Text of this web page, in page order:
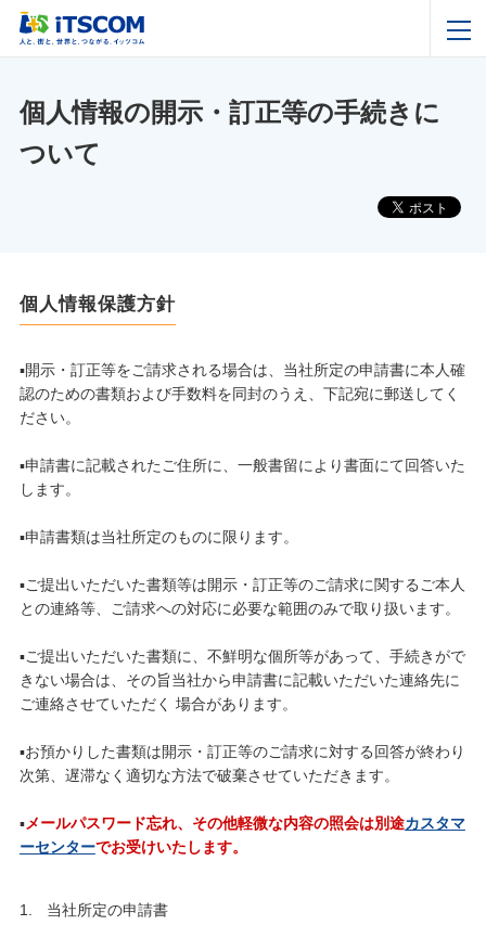
個人情報の開示・訂正等の手続きに
ついて
個人情報保護方針
▪️開示・訂正等をご請求される場合は、当社所定の申請書に本人確
認のための書類および手数料を同封のうえ、下記宛に郵送してく
ださい。
▪️申請書に記載されたご住所に、一般書留により書面にて回答いた
します。
▪️申請書類は当社所定のものに限ります。
▪️ご提出いただいた書類等は開示・訂正等のご請求に関するご本人
との連絡等、ご請求への対応に必要な範囲のみで取り扱います。
▪️ご提出いただいた書類に、不鮮明な個所等があって、手続きがで
きない場合は、その旨当社から申請書に記載いただいた連絡先に
ご連絡させていただく 場合があります。
▪️お預かりした書類は開示・訂正等のご請求に対する回答が終わり
次第、遅滞なく適切な方法で破棄させていただきます。
▪️メールパスワード忘れ、その他軽微な内容の照会は別途カスタマ
ーセンターでお受けいたします。
当社所定の申請書